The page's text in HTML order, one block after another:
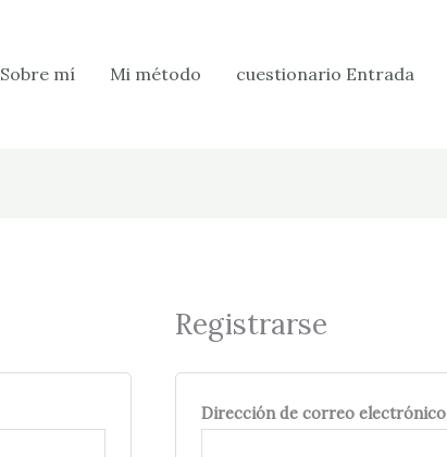
Sobre mí Mi método cuestionario Entrada
Registrarse
Dirección de correo electrónico